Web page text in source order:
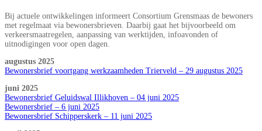
Bij actuele ontwikkelingen informeert Consortium Grensmaas de bewoners
met regelmaat via bewonersbrieven. Daarbij gaat het bijvoorbeeld om
verkeersmaatregelen, aanpassing van werktijden, infoavonden of
uitnodigingen voor open dagen.
augustus 2025
Bewonersbrief voortgang werkzaamheden Trierveld – 29 augustus 2025
juni 2025
Bewonersbrief Geluidswal Illikhoven – 04 juni 2025
Bewonersbrief – 6 juni 2025
Bewonersbrief Schipperskerk – 11 juni 2025